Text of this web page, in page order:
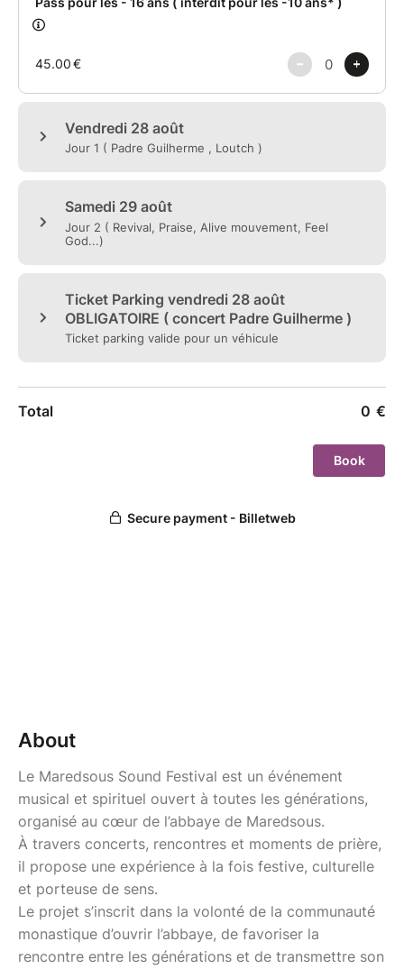
About
Le Maredsous Sound Festival est un événement
musical et spirituel ouvert à toutes les générations,
organisé au cœur de l’abbaye de Maredsous.
À travers concerts, rencontres et moments de prière,
il propose une expérience à la fois festive, culturelle
et porteuse de sens.
Le projet s’inscrit dans la volonté de la communauté
monastique d’ouvrir l’abbaye, de favoriser la
rencontre entre les générations et de transmettre son